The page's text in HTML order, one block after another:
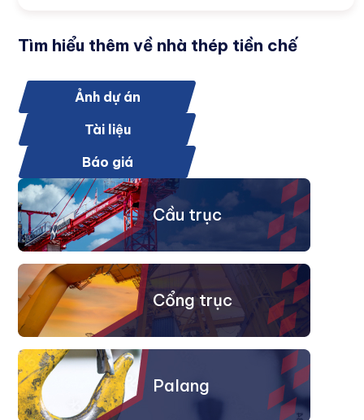
Tìm hiểu thêm về nhà thép tiền chế
Ảnh dự án
Tài liệu
Báo giá
Cầu trục
Cổng trục
Palang